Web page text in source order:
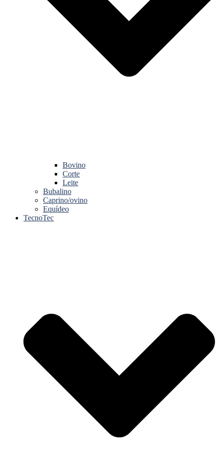
Bovino
Corte
Leite
Bubalino
Caprino/ovino
Equídeo
TecnoTec